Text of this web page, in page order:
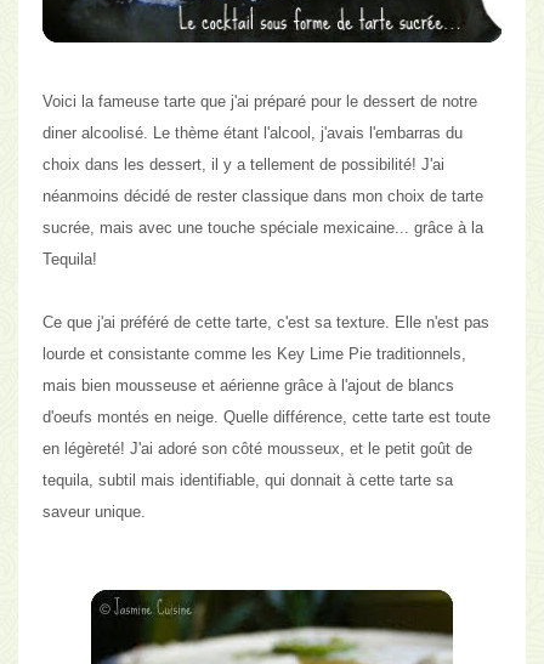
Voici la fameuse tarte que j'ai préparé pour le dessert de notre
diner alcoolisé. Le thème étant l'alcool, j'avais l'embarras du
choix dans les dessert, il y a tellement de possibilité! J'ai
néanmoins décidé de rester classique dans mon choix de tarte
sucrée, mais avec une touche spéciale mexicaine... grâce à la
Tequila!
Ce que j'ai préféré de cette tarte, c'est sa texture. Elle n'est pas
lourde et consistante comme les Key Lime Pie traditionnels,
mais bien mousseuse et aérienne grâce à l'ajout de blancs
d'oeufs montés en neige. Quelle différence, cette tarte est toute
en légèreté! J'ai adoré son côté mousseux, et le petit goût de
tequila, subtil mais identifiable, qui donnait à cette tarte sa
saveur unique.